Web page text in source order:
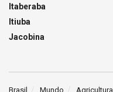
Itaberaba
Itiuba
Jacobina
Brasil Mundo Agricultura